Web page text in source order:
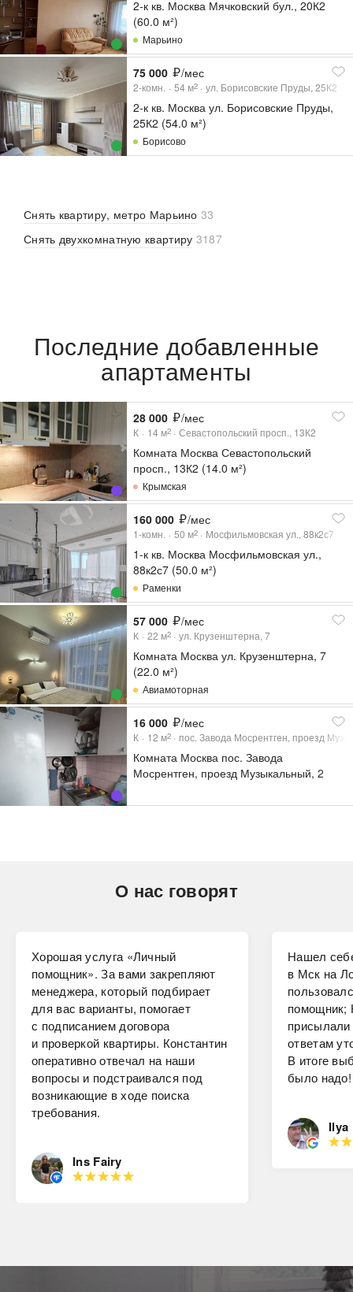
2-к кв. Москва Мячковский бул., 20К2
(60.0 м²)
Марьино
75 000 /мес
2-комн. 54 м2 ул. Борисовские Пруды, 25К2
2-к кв. Москва ул. Борисовские Пруды,
25К2 (54.0 м²)
Борисово
Снять квартиру, метро Марьино 33
Снять двухкомнатную квартиру 3187
Последние добавленные
апартаменты
28 000 /мес
К 14 м2 Севастопольский просп., 13К2
Комната Москва Севастопольский
просп., 13К2 (14.0 м²)
Крымская
160 000 /мес
1-комн. 50 м2 Мосфильмовская ул., 88к2с7
1-к кв. Москва Мосфильмовская ул.,
88к2с7 (50.0 м²)
Раменки
57 000 /мес
К 22 м2 ул. Крузенштерна, 7
Комната Москва ул. Крузенштерна, 7
(22.0 м²)
Авиамоторная
16 000 /мес
К 12 м2 пос. Завода Мосрентген, проезд
Комната Москва пос. Завода
Мосрентген, проезд Музыкальный, 2
О нас говорят
Хорошая услуга «Личный
помощник». За вами закрепляют
менеджера, который подбирает
для вас варианты, помогает
с подписанием договора
и проверкой квартиры. Константин
оперативно отвечал на наши
вопросы и подстраивался под
возникающие в ходе поиска
требования.
Ins Fairy
Нашел
в Мск на
помощник;
ответам
В итоге
было надо!
Ilya